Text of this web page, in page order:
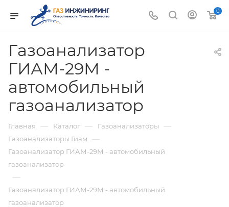
0
Газоанализатор
ГИАМ-29М -
автомобильный
газоанализатор
Главная — Каталог — Газоанализаторы —
Газоанализаторы Гиам —
Газоанализатор ГИАМ-29М - автомобильный
газоанализатор
—
Газоанализатор ГИАМ-29М - автомобильный
газоанализатор